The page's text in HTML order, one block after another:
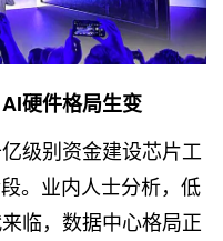
硬件格局生变
级别资金建设芯片工
。业内人士分析，低
临，数据中心格局正